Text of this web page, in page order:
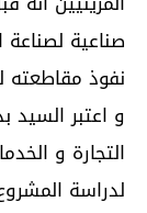
صناعية لصناعة
نفوذ مقاطعته
و اعتبر السيد
التجارة و
لدراسة